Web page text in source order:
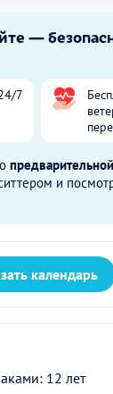
—
7
и
календарь
12 лет